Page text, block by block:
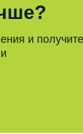
и получите